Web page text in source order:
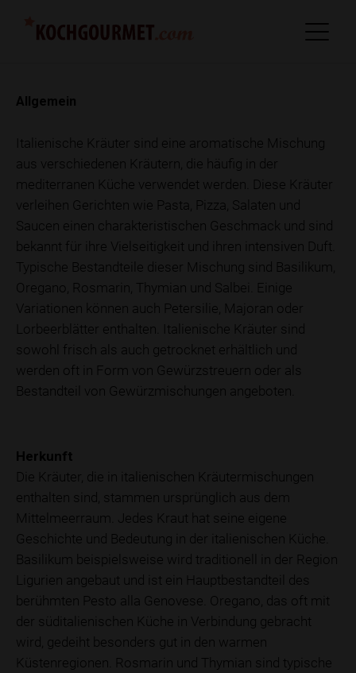
Allgemein
Italienische Kräuter sind eine aromatische Mischung
aus verschiedenen Kräutern, die häufig in der
mediterranen Küche verwendet werden. Diese Kräuter
verleihen Gerichten wie Pasta, Pizza, Salaten und
Saucen einen charakteristischen Geschmack und sind
bekannt für ihre Vielseitigkeit und ihren intensiven Duft.
Typische Bestandteile dieser Mischung sind Basilikum,
Oregano, Rosmarin, Thymian und Salbei. Einige
Variationen können auch Petersilie, Majoran oder
Lorbeerblätter enthalten. Italienische Kräuter sind
sowohl frisch als auch getrocknet erhältlich und
werden oft in Form von Gewürzstreuern oder als
Bestandteil von Gewürzmischungen angeboten.
Herkunft
Die Kräuter, die in italienischen Kräutermischungen
enthalten sind, stammen ursprünglich aus dem
Mittelmeerraum. Jedes Kraut hat seine eigene
Geschichte und Bedeutung in der italienischen Küche.
Basilikum beispielsweise wird traditionell in der Region
Ligurien angebaut und ist ein Hauptbestandteil des
berühmten Pesto alla Genovese. Oregano, das oft mit
der süditalienischen Küche in Verbindung gebracht
wird, gedeiht besonders gut in den warmen
Küstenregionen. Rosmarin und Thymian sind typische